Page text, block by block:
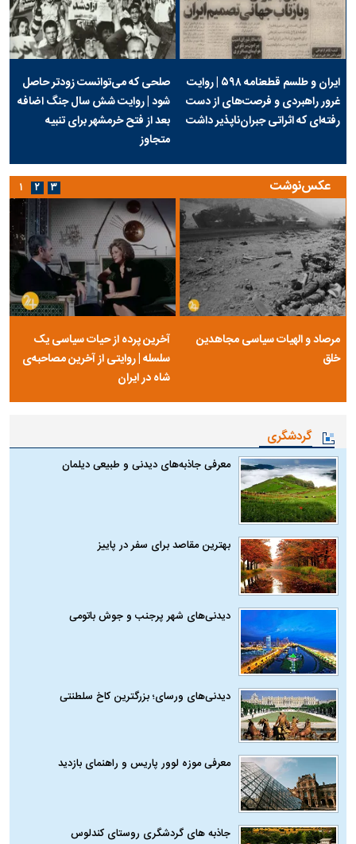
ایران و طلسم قطعنامه ۵۹۸ | روایت
غرور راهبردی و فرصت‌های از دست
رفته‌ای که اثراتی جبران‌ناپذیر داشت
صلحی که می‌توانست زودتر حاصل
شود | روایت شش سال جنگ اضافه
بعد از فتح خرمشهر برای تنبیه
متجاوز
عکس‌نوشت
مرصاد و الهیات سیاسی مجاهدین
خلق
آخرین پرده از حیات سیاسی یک
سلسله | روایتی از آخرین مصاحبه‌ی
شاه در ایران
۱ ۲ ۳
گردشگری
معرفی جاذبه‌های دیدنی و طبیعی دیلمان
بهترین مقاصد برای سفر در پاییز
دیدنی‌های شهر پرجنب و جوش باتومی
دیدنی‌های ورسای؛ بزرگترین کاخ سلطنتی
معرفی موزه لوور پاریس و راهنمای بازدید
جاذبه های گردشگری روستای کندلوس